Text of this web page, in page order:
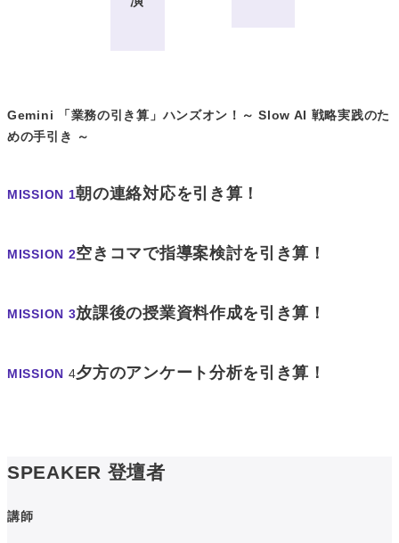
Gemini 「業務の引き算」ハンズオン ！ ～ Slow AI 戦略実践のた
めの手引き ～
MISSION 1朝の連絡対応を引き算！
MISSION 2空きコマで指導案検討を引き算！
MISSION 3放課後の授業資料作成を引き算！
MISSION 4夕方のアンケート分析を引き算！
SPEAKER 登壇者
講師